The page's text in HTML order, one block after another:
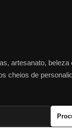
artesanato, beleza
cheios de